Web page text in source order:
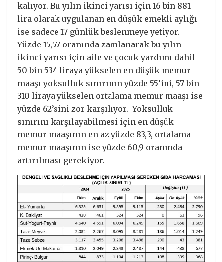
kalıyor. Bu yılın ikinci yarısı için 16 bin 881
lira olarak uygulanan en düşük emekli aylığı
ise sadece 17 günlük beslenmeye yetiyor.
Yüzde 15,57 oranında zamlanarak bu yılın
ikinci yarısı için aile ve çocuk yardımı dahil
50 bin 534 liraya yükselen en düşük memur
maaşı yoksulluk sınırının yüzde 55’ini, 57 bin
310 liraya yükselen ortalama memur maaşı ise
yüzde 62’sini zor karşılıyor. Yoksulluk
sınırını karşılayabilmesi için en düşük
memur maaşının en az yüzde 83,3, ortalama
memur maaşının ise yüzde 60,9 oranında
artırılması gerekiyor.